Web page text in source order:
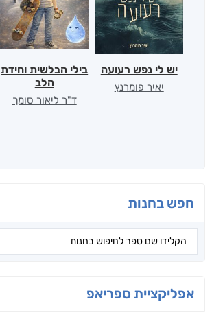
חפש בחנות
אפליקציית ספריאפ
יש לי נפש רעועה
יאיר פומרנץ
בילי הבלשית וחידת
הלב
ד"ר ליאור סומך